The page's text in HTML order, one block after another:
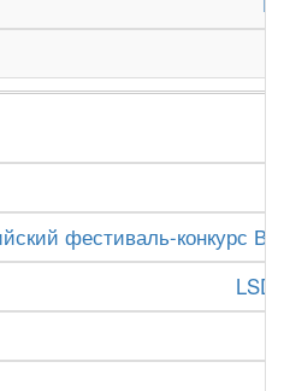
фестиваль-конкурс
LSD